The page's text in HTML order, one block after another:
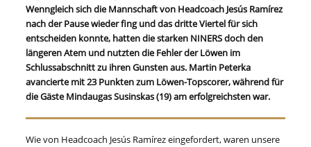
Wenngleich sich die Mannschaft von Headcoach Jesús Ramírez
nach der Pause wieder fing und das dritte Viertel für sich
entscheiden konnte, hatten die starken NINERS doch den
längeren Atem und nutzten die Fehler der Löwen im
Schlussabschnitt zu ihren Gunsten aus. Martin Peterka
avancierte mit 23 Punkten zum Löwen-Topscorer, während für
die Gäste Mindaugas Susinskas (19) am erfolgreichsten war.
Wie von Headcoach Jesús Ramírez eingefordert, waren unsere